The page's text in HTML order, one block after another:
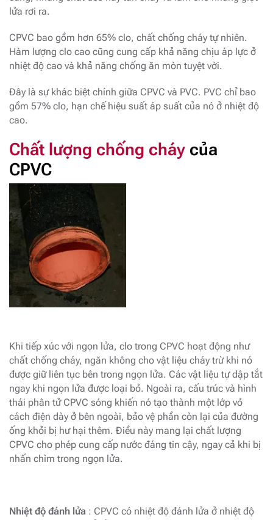
lửa rơi ra.
CPVC bao gồm hơn 65% clo, chất chống cháy tự nhiên.
Hàm lượng clo cao cũng cung cấp khả năng chịu áp lực ở
nhiệt độ cao và khả năng chống ăn mòn tuyệt vời.
Đây là sự khác biệt chính giữa CPVC và PVC. PVC chỉ bao
gồm 57% clo, hạn chế hiệu suất áp suất của nó ở nhiệt độ
cao.
Chất lượng chống cháy của
CPVC
Khi tiếp xúc với ngọn lửa, clo trong CPVC hoạt động như
chất chống cháy, ngăn không cho vật liệu cháy trừ khi nó
được giữ liên tục bên trong ngọn lửa. Các vật liệu tự dập tắt
ngay khi ngọn lửa được loại bỏ. Ngoài ra, cấu trúc và hình
thái phân tử CPVC sóng khiến nó tạo thành một lớp vỏ
cách điện dày ở bên ngoài, bảo vệ phần còn lại của đường
ống khỏi bị hư hại thêm. Điều này mang lại chất lượng
CPVC cho phép cung cấp nước đáng tin cậy, ngay cả khi bị
nhấn chìm trong ngọn lửa.
Nhiệt độ đánh lửa : CPVC có nhiệt độ đánh lửa ở nhiệt độ